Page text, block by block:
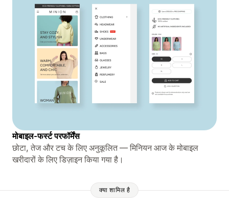
मोबाइल-फर्स्ट परफॉर्मेंस
छोटा, तेज और टच के लिए अनुकूलित — मिनियन आज के मोबाइल
खरीदारों के लिए डिज़ाइन किया गया है।
क्या शामिल है